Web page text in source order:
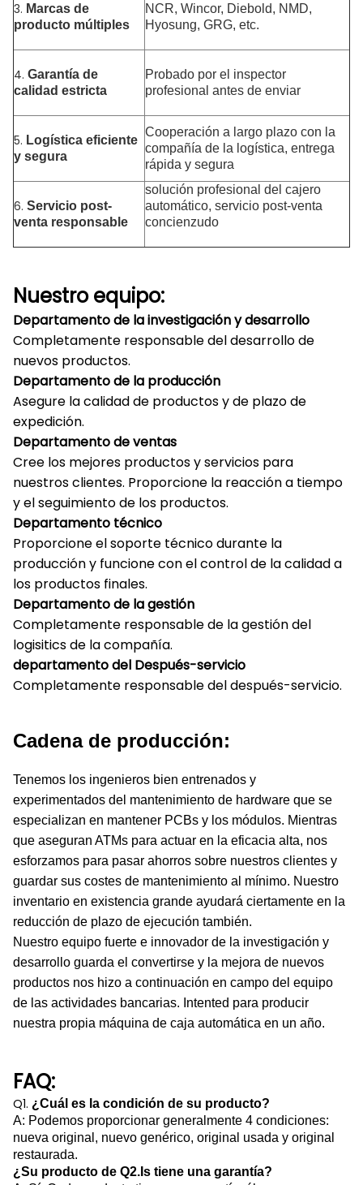
3. Marcas de
producto múltiples
NCR, Wincor, Diebold, NMD,
Hyosung, GRG, etc.
4. Garantía de
calidad estricta
Probado por el inspector
profesional antes de enviar
5. Logística eficiente
y segura
Cooperación a largo plazo con la
compañía de la logística, entrega
rápida y segura
6. Servicio post-
venta responsable
solución profesional del cajero
automático, servicio post-venta
concienzudo
Nuestro equipo:
Departamento de la investigación y desarrollo
Completamente responsable del desarrollo de
nuevos productos.
Departamento de la producción
Asegure la calidad de productos y de plazo de
expedición.
Departamento de ventas
Cree los mejores productos y servicios para
nuestros clientes. Proporcione la reacción a tiempo
y el seguimiento de los productos.
Departamento técnico
Proporcione el soporte técnico durante la
producción y funcione con el control de la calidad a
los productos finales.
Departamento de la gestión
Completamente responsable de la gestión del
logisitics de la compañía.
departamento del Después-servicio
Completamente responsable del después-servicio.
Cadena de producción:
Tenemos los ingenieros bien entrenados y
experimentados del mantenimiento de hardware que se
especializan en mantener PCBs y los módulos. Mientras
que aseguran ATMs para actuar en la eficacia alta, nos
esforzamos para pasar ahorros sobre nuestros clientes y
guardar sus costes de mantenimiento al mínimo. Nuestro
inventario en existencia grande ayudará ciertamente en la
reducción de plazo de ejecución también.
Nuestro equipo fuerte e innovador de la investigación y
desarrollo guarda el convertirse y la mejora de nuevos
productos nos hizo a continuación en campo del equipo
de las actividades bancarias. Intented para producir
nuestra propia máquina de caja automática en un año.
FAQ:
Q1. ¿Cuál es la condición de su producto?
A: Podemos proporcionar generalmente 4 condiciones:
nueva original, nuevo genérico, original usada y original
restaurada.
¿Su producto de Q2.Is tiene una garantía?